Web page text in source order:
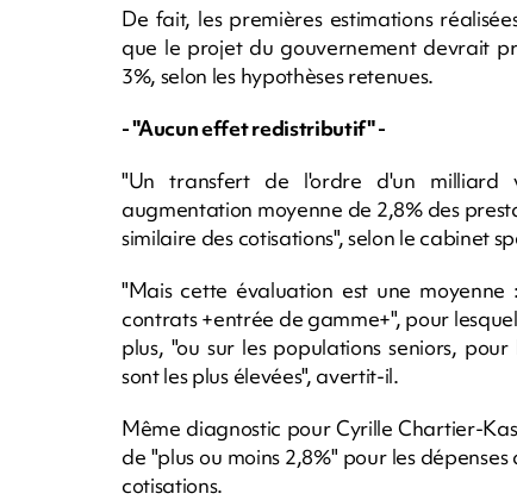
De fait, les premières estimations
que le projet du gouvernement devrait
3%, selon les hypothèses retenues.
- "Aucun effet redistributif" -
"Un transfert de l'ordre d'un milliard
augmentation moyenne de 2,8% des
similaire des cotisations", selon le cabinet
"Mais cette évaluation est une
contrats +entrée de gamme+", pour
plus, "ou sur les populations seniors,
sont les plus élevées", avertit-il.
Même diagnostic pour Cyrille Chartier-
de "plus ou moins 2,8%" pour les
cotisations.